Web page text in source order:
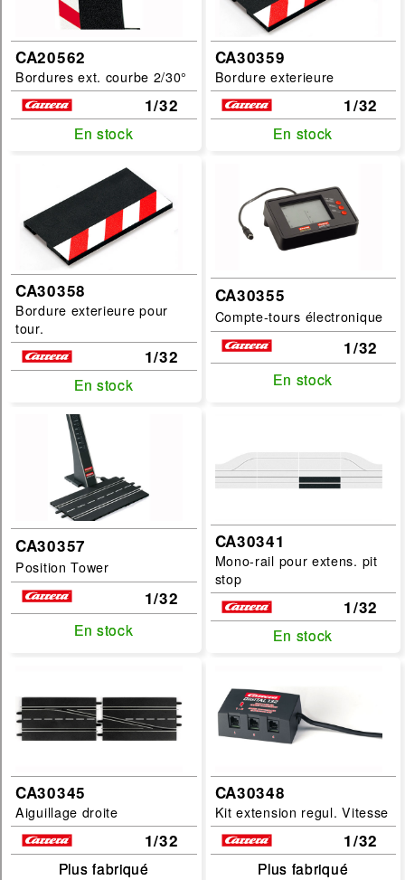
CA20562
Bordures ext. courbe 2/30°
1/32
En stock
En stock
CA30359
Bordure exterieure
1/32
En stock
En stock
CA30358
Bordure exterieure pour
tour.
1/32
En stock
En stock
CA30355
Compte-tours électronique
1/32
En stock
En stock
CA30357
Position Tower
1/32
En stock
En stock
CA30341
Mono-rail pour extens. pit
stop
1/32
En stock
En stock
CA30345
Aiguillage droite
1/32
Plus fabriqué
Plus fabriqué
CA30348
Kit extension regul. Vitesse
1/32
Plus fabriqué
Plus fabriqué